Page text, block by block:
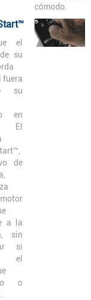
cómodo.
el
su
fuera
su
en
El
de
a la
sin
si
el
o